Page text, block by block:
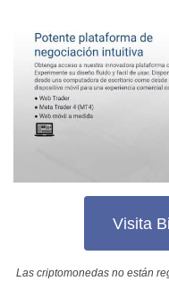
Visita
Las criptomonedas no están